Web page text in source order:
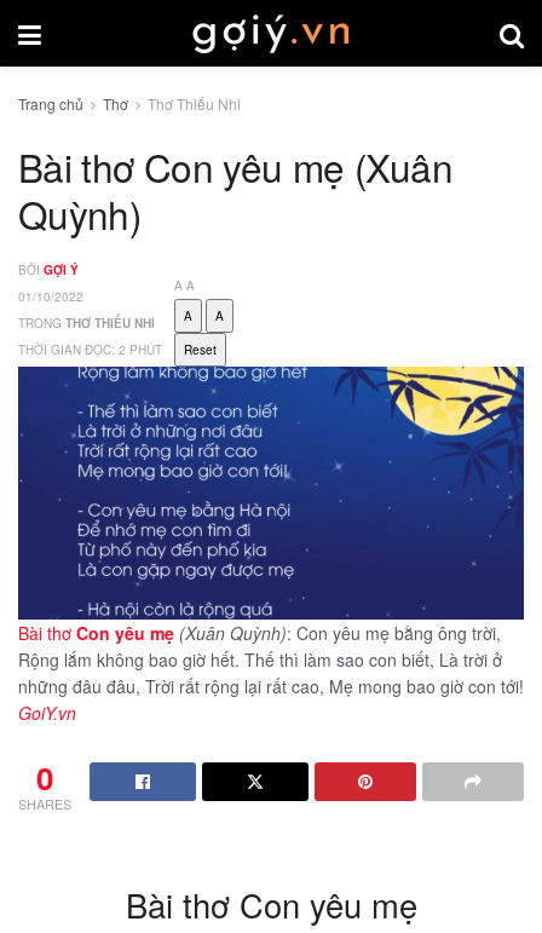
Trang chủ Thơ Thơ Thiếu Nhi
Bài thơ Con yêu mẹ (Xuân
Quỳnh)
BỞI GỢI Ý
01/10/2022
TRONG THƠ THIẾU NHI
THỜI GIAN ĐỌC: 2 PHÚT
A A
A
A
Reset
Bài thơ Con yêu mẹ (Xuân Quỳnh): Con yêu mẹ bằng ông trời,
Rộng lắm không bao giờ hết. Thế thì làm sao con biết, Là trời ở
những đâu đâu, Trời rất rộng lại rất cao, Mẹ mong bao giờ con tới!
GoiY.vn
0
SHARES
Bài thơ Con yêu mẹ